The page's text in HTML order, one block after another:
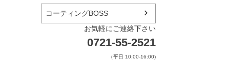
コーティングBOSS
お気軽にご連絡下さい
0721-55-2521
（平日 10:00-16:00)